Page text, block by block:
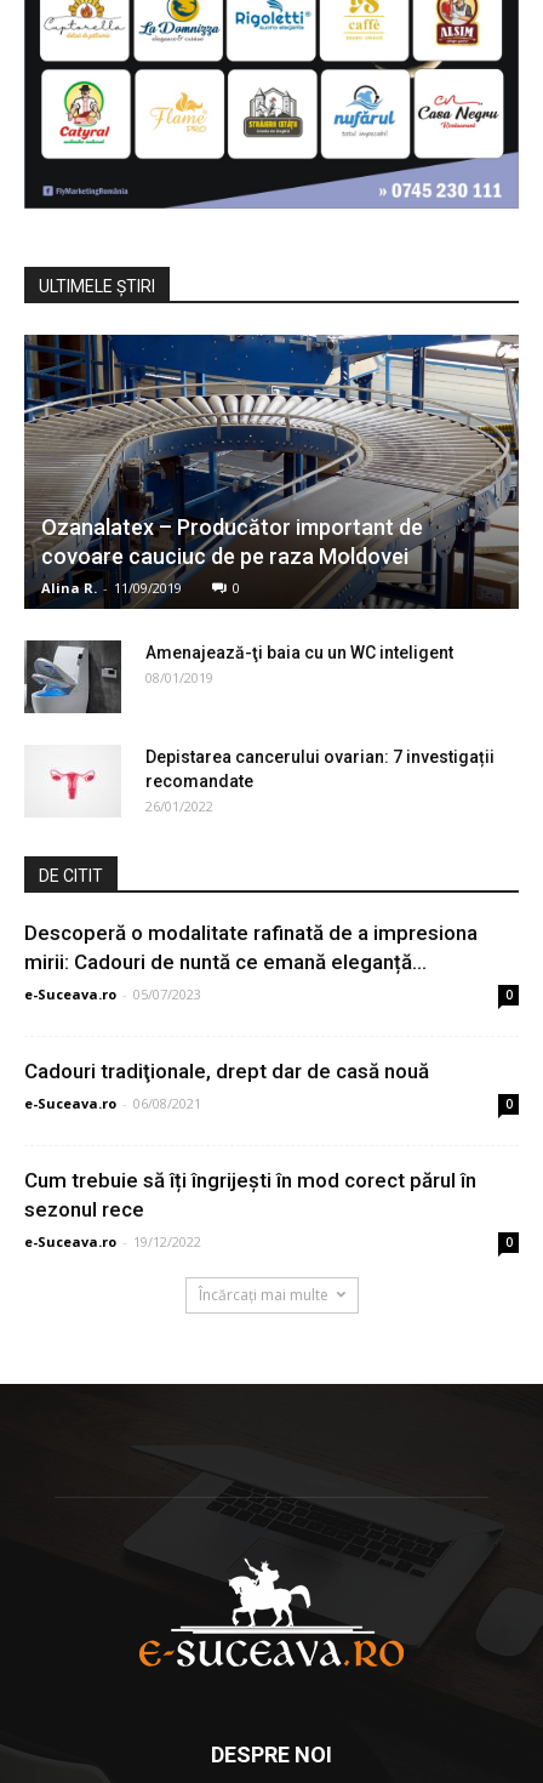
ULTIMELE ŞTIRI
Ozanalatex – Producător important de
covoare cauciuc de pe raza Moldovei
Alina R. - 11/09/2019 0
Amenajează-ţi baia cu un WC inteligent
08/01/2019
Depistarea cancerului ovarian: 7 investigații
recomandate
26/01/2022
DE CITIT
Descoperă o modalitate rafinată de a impresiona
mirii: Cadouri de nuntă ce emană eleganță...
e-Suceava.ro - 05/07/2023 0
Cadouri tradiţionale, drept dar de casă nouă
e-Suceava.ro - 06/08/2021 0
Cum trebuie să îți îngrijești în mod corect părul în
sezonul rece
e-Suceava.ro - 19/12/2022 0
Încărcați mai multe
DESPRE NOI